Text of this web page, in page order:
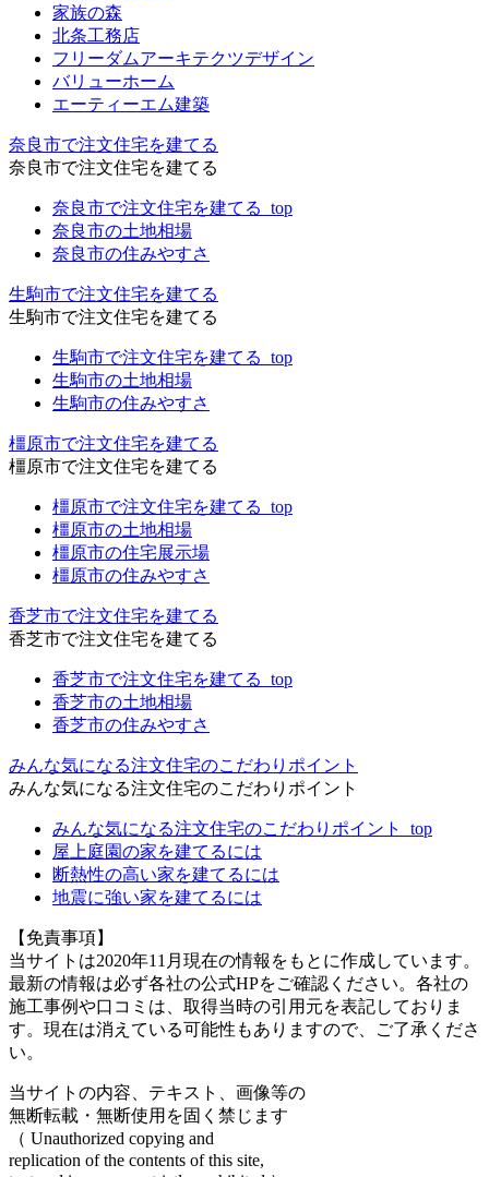
家族の森
北条工務店
フリーダムアーキテクツデザイン
バリューホーム
エーティーエム建築
奈良市で注文住宅を建てる
奈良市で注文住宅を建てる
奈良市で注文住宅を建てる_top
奈良市の土地相場
奈良市の住みやすさ
生駒市で注文住宅を建てる
生駒市で注文住宅を建てる
生駒市で注文住宅を建てる_top
生駒市の土地相場
生駒市の住みやすさ
橿原市で注文住宅を建てる
橿原市で注文住宅を建てる
橿原市で注文住宅を建てる_top
橿原市の土地相場
橿原市の住宅展示場
橿原市の住みやすさ
香芝市で注文住宅を建てる
香芝市で注文住宅を建てる
香芝市で注文住宅を建てる_top
香芝市の土地相場
香芝市の住みやすさ
みんな気になる注文住宅のこだわりポイント
みんな気になる注文住宅のこだわりポイント
みんな気になる注文住宅のこだわりポイント_top
屋上庭園の家を建てるには
断熱性の高い家を建てるには
地震に強い家を建てるには
【免責事項】
当サイトは2020年11月現在の情報をもとに作成しています。
最新の情報は必ず各社の公式HPをご確認ください。各社の
施工事例や口コミは、取得当時の引用元を表記しておりま
す。現在は消えている可能性もありますので、ご了承くださ
い。
当サイトの内容、テキスト、画像等の
無断転載・無断使用を固く禁じます
（ Unauthorized copying and
replication of the contents of this site,